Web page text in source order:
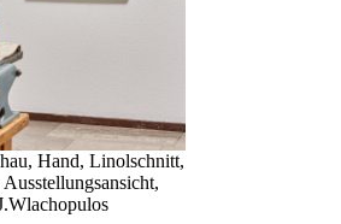
Hand, Linolschnitt,
Ausstellungsansicht,